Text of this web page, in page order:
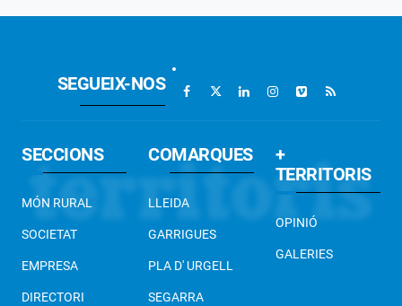
SEGUEIX-NOS
SECCIONS
MÓN RURAL
SOCIETAT
EMPRESA
DIRECTORI
COMARQUES
LLEIDA
GARRIGUES
PLA D' URGELL
SEGARRA
+
TERRITORIS
OPINIÓ
GALERIES